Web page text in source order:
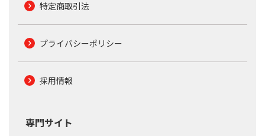
特定商取引法
プライバシーポリシー
採用情報
専門サイト